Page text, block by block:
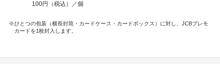
100円（税込）／個
ひとつの包装（横長封筒・カードケース・カードボックス）に対し、JCBプレモ
カードを1枚封入します。